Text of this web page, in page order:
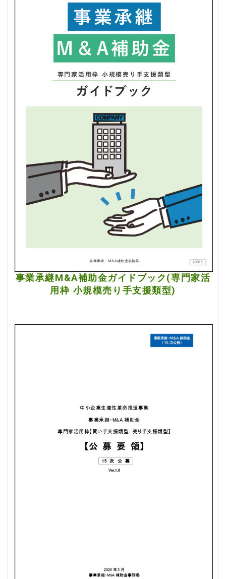
事業承継M&A補助金ガイドブック(専門家活
用枠 小規模売り手支援類型)